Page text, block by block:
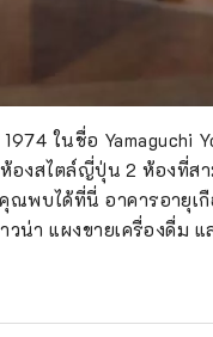
ในชื่อ Yamaguchi
งสไตล์ญี่ปุ่น 2 ห้องที่ส
พบได้ที่นี่ อาคารอายุเ
น่า แผงขายเครื่องดื่ม